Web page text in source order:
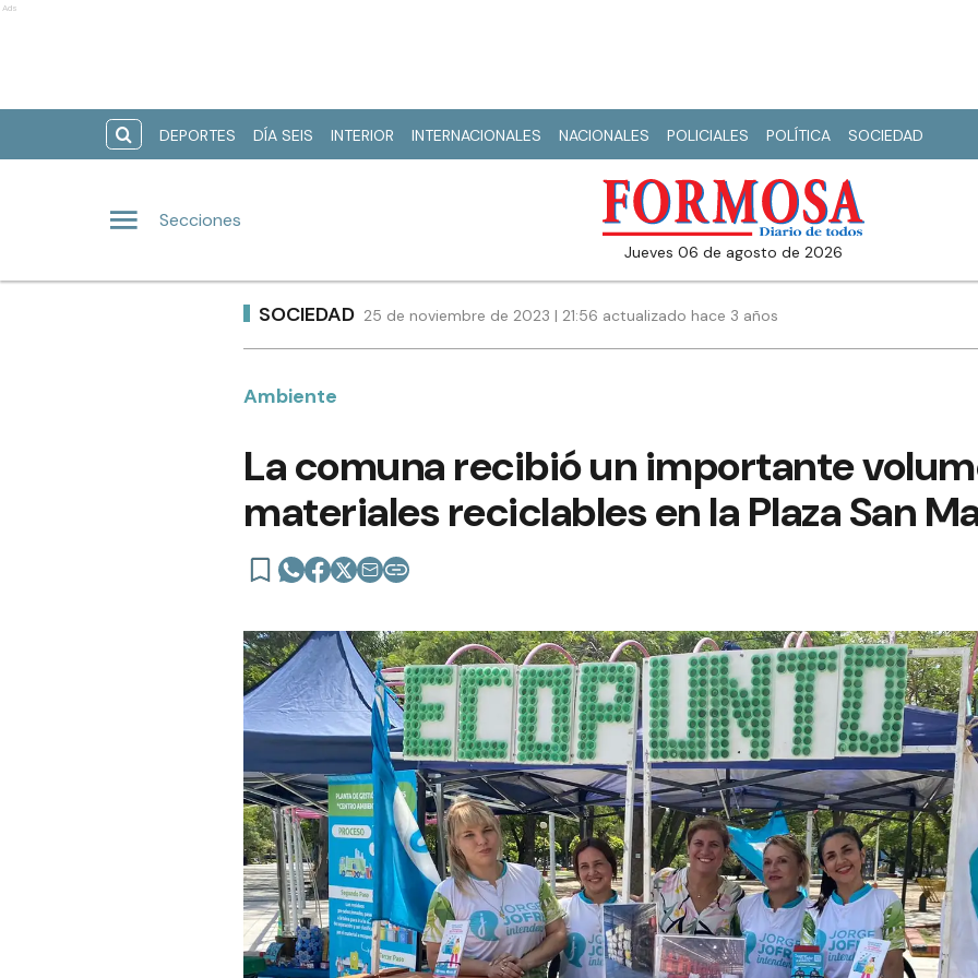
Ads
DEPORTES DÍA SEIS INTERIOR INTERNACIONALES NACIONALES POLICIALES POLÍTICA SOCIEDAD
Secciones
jueves 06 de agosto de 2026
SOCIEDAD 25 de noviembre de 2023 | 21:56 actualizado hace 3 años
Ambiente
La comuna recibió un importante
materiales reciclables en la Plaza San